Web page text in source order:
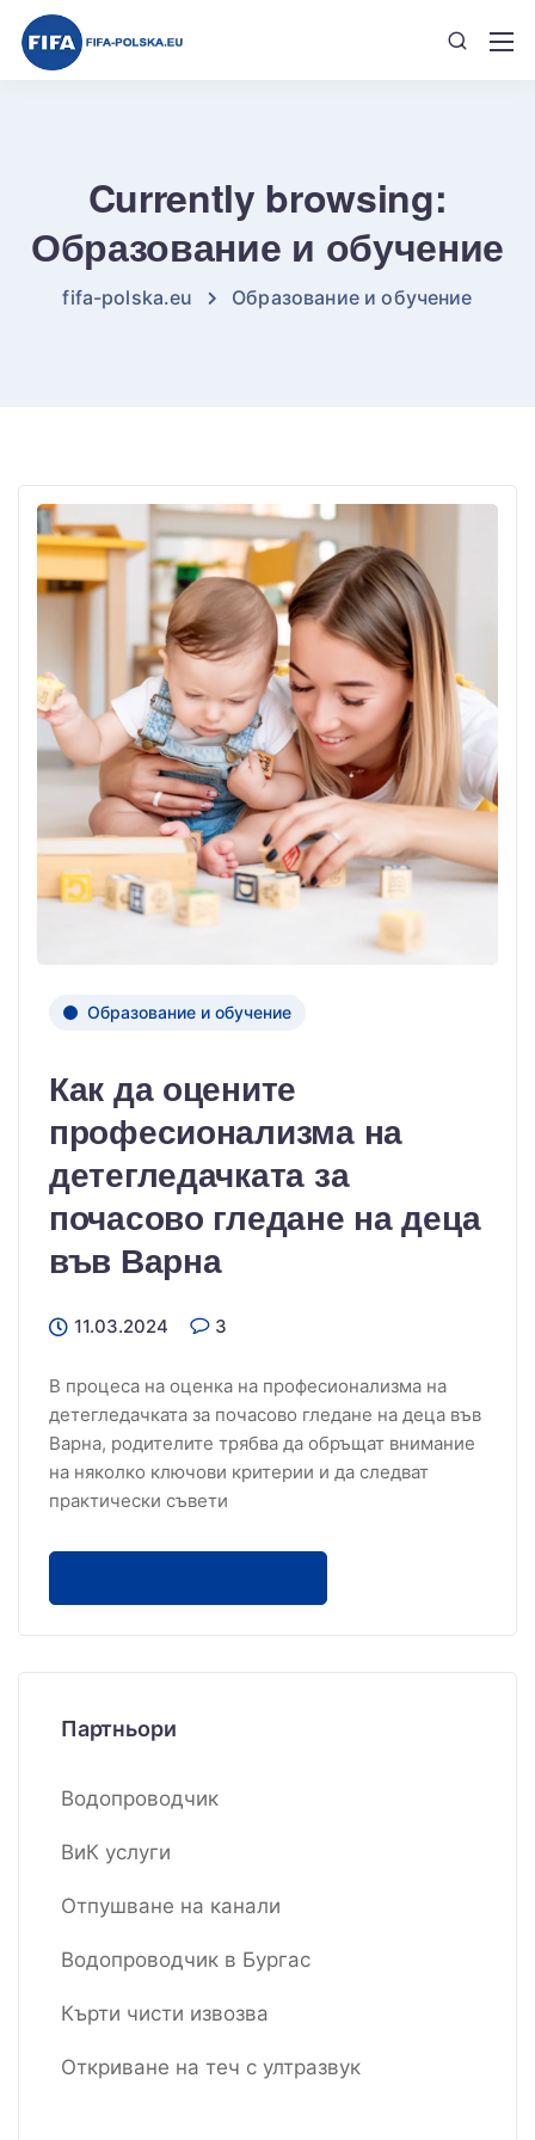
Currently browsing:
Образование и обучение
fifa-polska.eu Образование и обучение
Образование и обучение
Как да оцените
професионализма на
детегледачката за
почасово гледане на деца
във Варна
11.03.2024 3
В процеса на оценка на професионализма на
детегледачката за почасово гледане на деца във
Варна, родителите трябва да обръщат внимание
на няколко ключови критерии и да следват
практически съвети
Партньори
Водопроводчик
ВиК услуги
Отпушване на канали
Водопроводчик в Бургас
Кърти чисти извозва
Откриване на теч с ултразвук